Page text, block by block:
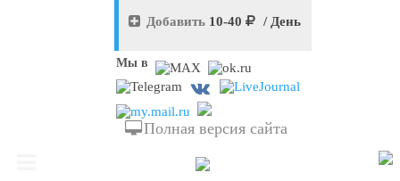
Добавить 10-40 / День
Мы в
Полная версия сайта